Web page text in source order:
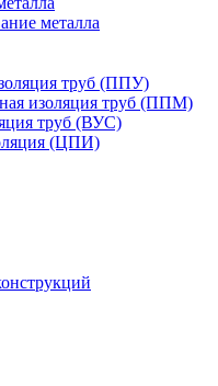
металла
труб (ППУ)
изоляция труб (ППМ)
труб (ВУС)
(ЦПИ)